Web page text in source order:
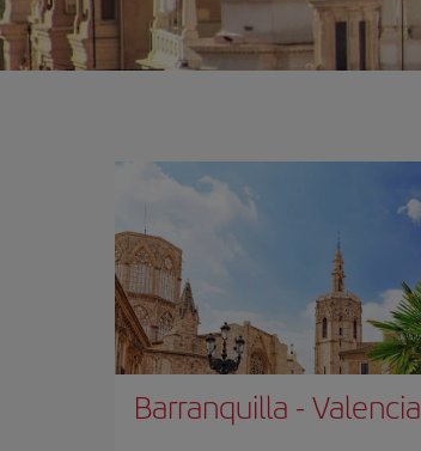
Barranquilla -Valencia